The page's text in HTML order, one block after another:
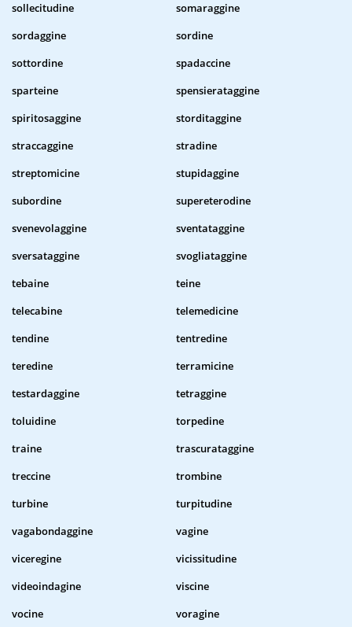
sollecitudine
somaraggine
sordaggine
sordine
sottordine
spadaccine
sparteine
spensierataggine
spiritosaggine
storditaggine
straccaggine
stradine
streptomicine
stupidaggine
subordine
supereterodine
svenevolaggine
sventataggine
sversataggine
svogliataggine
tebaine
teine
telecabine
telemedicine
tendine
tentredine
teredine
terramicine
testardaggine
tetraggine
toluidine
torpedine
traine
trascurataggine
treccine
trombine
turbine
turpitudine
vagabondaggine
vagine
viceregine
vicissitudine
videoindagine
viscine
vocine
voragine